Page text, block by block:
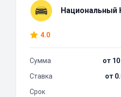
Национальный
4.0
Сумма
от
Ставка
от
Срок